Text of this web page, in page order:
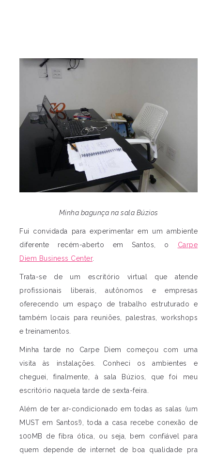
Minha bagunça na sala Búzios
Fui convidada para experimentar em um ambiente
diferente recém-aberto em Santos, o Carpe
Diem Business Center.
Trata-se de um escritório virtual que atende
profissionais liberais, autônomos e empresas
oferecendo um espaço de trabalho estruturado e
também locais para reuniões, palestras, workshops
e treinamentos.
Minha tarde no Carpe Diem começou com uma
visita às instalações. Conheci os ambientes e
cheguei, finalmente, à sala Búzios, que foi meu
escritório naquela tarde de sexta-feira.
Além de ter ar-condicionado em todas as salas (um
MUST em Santos!), toda a casa recebe conexão de
100MB de fibra ótica, ou seja, bem confiável para
quem depende de internet de boa qualidade pra